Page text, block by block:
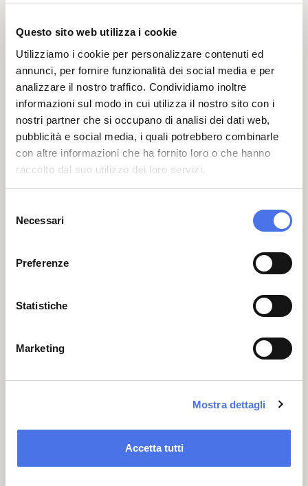
Questo sito web utilizza i cookie
Utilizziamo i cookie per personalizzare contenuti ed
annunci, per fornire funzionalità dei social media e per
analizzare il nostro traffico. Condividiamo inoltre
informazioni sul modo in cui utilizza il nostro sito con i
nostri partner che si occupano di analisi dei dati web,
pubblicità e social media, i quali potrebbero combinarle
con altre informazioni che ha fornito loro o che hanno
raccolto dal suo utilizzo dei loro servizi.
delNecessari
Preferenze
Statistiche
Marketing
Mostra dettagli
Accetta tutti
coordina (con F. Conti) la direzione della
rivista “Memoria e Ricerca” (il Mulino). È
membro del comitato consultivo di riviste
di storia in Francia (“Parlement (s)”),
Spagna (“Pasado y Mémoria”, “Alcores”) e
Portogallo (“Ler Historia”). Più volte
visiting professor all’estero (in particolare
a Parigi, EHESS e SciencesPo), ha
insegnato anche a Roma Tre. Fondatore
del Centro per lo studio dell'Europa
mediterranea (CSEM, tra 2001 e 2015), dal
2019 presiede il Centro di Studi Europei e
recenti: (a cura di, con G. Orsina), “La
Repubblica del Presidente. Istituzioni,
trasformazioni delle democrazie” (Viella,
2022); “Le feste nazionali”, (il Mulino,
Nascita, storia e memorie della
Repubblica”, (Viella, 2020,6 voll.).
Informazioni e Prenotazioni
Ingresso gratuito sino ad esaurimento
link:https://www.eventbrite.com/e/biglietti-
al-centro-di-roma-costruire-la-nuova-
italia-532604373017?
aff=ebdsoporgprofile